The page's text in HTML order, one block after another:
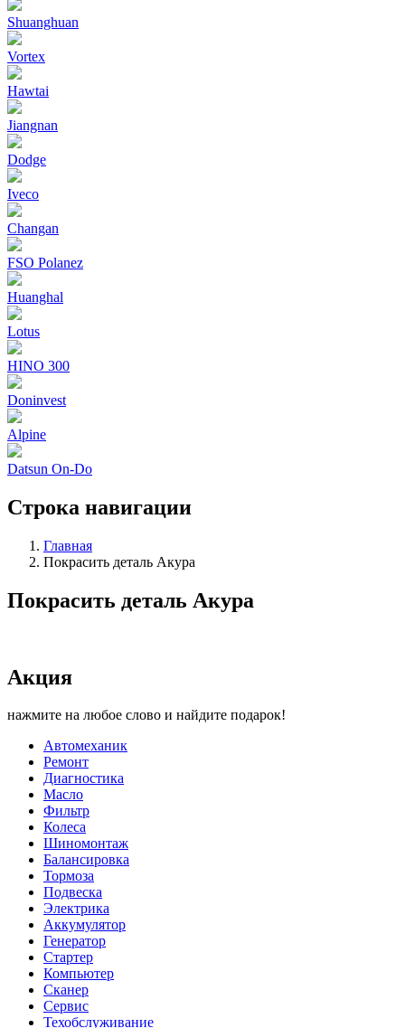
Shuanghuan
Vortex
Hawtai
Jiangnan
Dodge
Iveco
Changan
FSO Polanez
Huanghal
Lotus
HINO 300
Doninvest
Alpine
Datsun On-Do
Строка навигации
Главная
Покрасить деталь Акура
Покрасить деталь Акура
Акция
нажмите на любое слово и найдите подарок!
Автомеханик
Ремонт
Диагностика
Масло
Фильтр
Колеса
Шиномонтаж
Балансировка
Тормоза
Подвеска
Электрика
Аккумулятор
Генератор
Стартер
Компьютер
Сканер
Сервис
Техобслуживание